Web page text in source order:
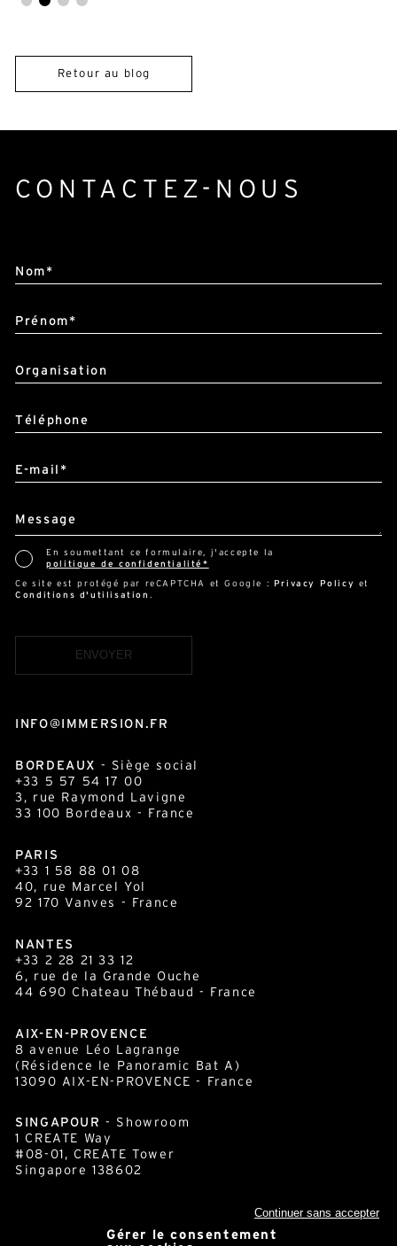
Gérer le consentement
Continuer sans accepter
CONTACTEZ-NOUS
BORDEAUX- Siège social
+33 5 57 54 17 00
3, rue Raymond Lavigne
PARIS
+33 1 58 88 01 08
40, rue Marcel Yol
NANTES
+33 2 28 21 33 12
6, rue de la Grande Ouche
AIX-EN-PROVENCE
8 avenue Léo Lagrange
(Résidence le Panoramic Bat A)
SINGAPOUR- Showroom
1 CREATE Way
#08-01, CREATE Tower
Singapore 138602
Nom*
Prénom*
Organisation
Téléphone
E-mail*
Message
En soumettant ce formulaire, j'accepte la
Ce site est protégé par reCAPTCHA et Google :